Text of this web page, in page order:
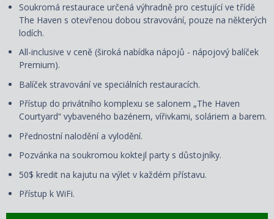
Soukromá restaurace určená výhradně pro cestující ve třídě
The Haven s otevřenou dobou stravování, pouze na některých
lodích.
All-inclusive v ceně (široká nabídka nápojů - nápojový balíček
Premium).
Balíček stravování ve speciálních restauracích.
Přístup do privátního komplexu se salonem „The Haven
Courtyard“ vybaveného bazénem, vířivkami, soláriem a barem.
Přednostní nalodění a vylodění.
Pozvánka na soukromou koktejl party s důstojníky.
50$ kredit na kajutu na výlet v každém přístavu.
Přístup k WiFi.